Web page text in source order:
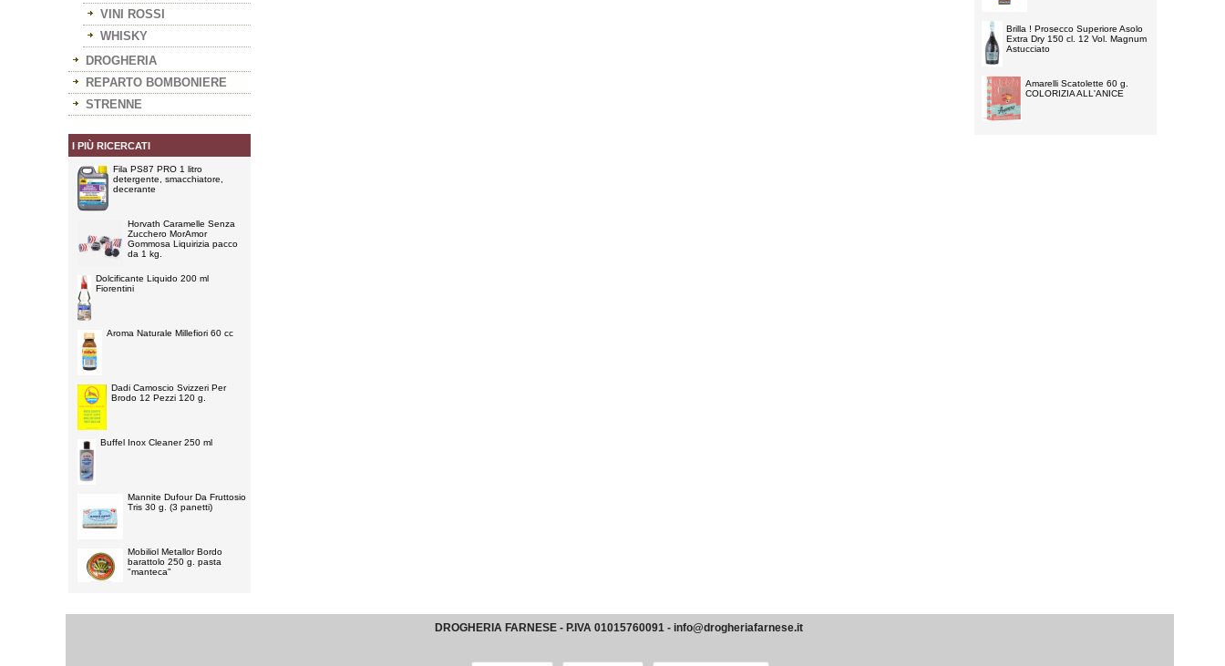
VINI ROSSI
WHISKY
DROGHERIA
REPARTO BOMBONIERE
STRENNE
I PIÙ RICERCATI
Fila PS87 PRO 1 litro
detergente, smacchiatore,
decerante
Horvath Caramelle Senza
Zucchero MorAmor
Gommosa Liquirizia pacco
da 1 kg.
Dolcificante Liquido 200 ml
Fiorentini
Aroma Naturale Millefiori 60 cc
Dadi Camoscio Svizzeri Per
Brodo 12 Pezzi 120 g.
Buffel Inox Cleaner 250 ml
Mannite Dufour Da Fruttosio
Tris 30 g. (3 panetti)
Mobiliol Metallor Bordo
barattolo 250 g. pasta
"manteca"
Brilla ! Prosecco Superiore Asolo
Extra Dry 150 cl. 12 Vol. Magnum
Astucciato
Amarelli Scatolette 60 g.
COLORIZIA ALL'ANICE
DROGHERIA FARNESE - P.IVA 01015760091 - info@drogheriafarnese.it